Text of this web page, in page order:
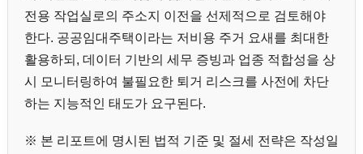
전용 작업실로의 주소지 이전을 선제적으로 검토해야
한다. 공공임대주택이라는 저비용 주거 요새를 최대한
활용하되, 데이터 기반의 세무 증빙과 업종 적합성을 상
시 모니터링하여 불필요한 퇴거 리스크를 사전에 차단
하는 지능적인 태도가 요구된다.
※ 본 리포트에 명시된 법적 기준 및 절세 전략은 작성일